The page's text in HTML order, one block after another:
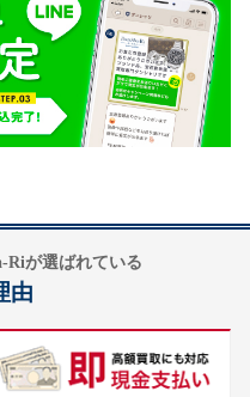
Riが選ばれている
由